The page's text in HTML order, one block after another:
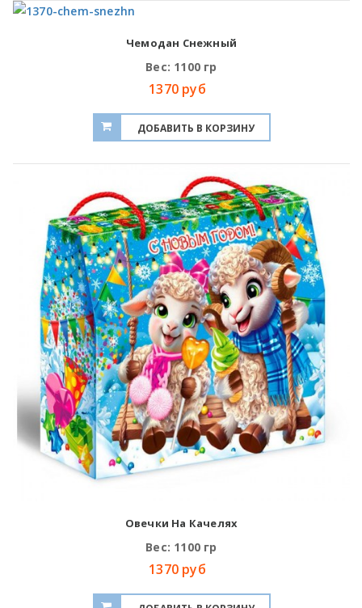
Чемодан Снежный
Вес: 1100 гр
1370 руб
Овечки На Качелях
Вес: 1100 гр
1370 руб